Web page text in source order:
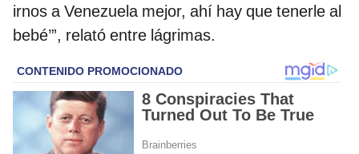
irnos a Venezuela mejor, ahí hay que tenerle al
bebé’”, relató entre lágrimas.